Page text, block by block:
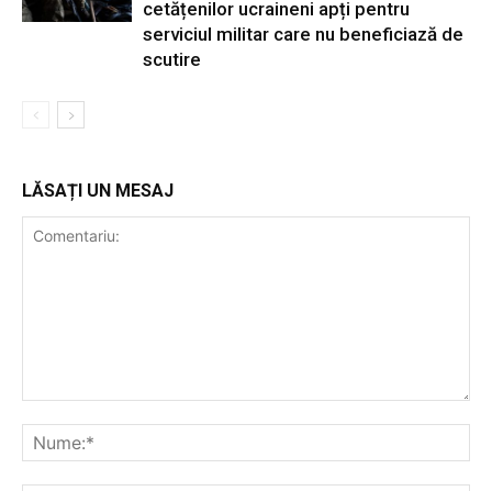
cetățenilor ucraineni apți pentru
serviciul militar care nu beneficiază de
scutire
LĂSAȚI UN MESAJ